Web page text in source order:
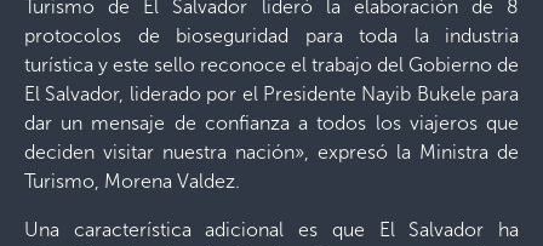
Turismo de El Salvador lideró la elaboración de 8
protocolos de bioseguridad para toda la industria
turística y este sello reconoce el trabajo del Gobierno de
El Salvador, liderado por el Presidente Nayib Bukele para
dar un mensaje de confianza a todos los viajeros que
deciden visitar nuestra nación», expresó la Ministra de
Turismo, Morena Valdez.
Una característica adicional es que El Salvador ha